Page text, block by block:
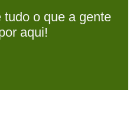
tudo o que a gente
aqui!